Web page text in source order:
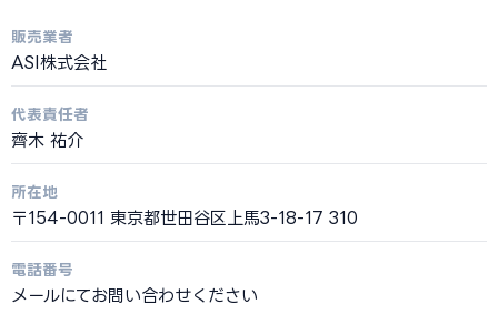
販売業者
ASI株式会社
代表責任者
齊木 祐介
所在地
〒154-0011 東京都世田谷区上馬3-18-17 310
電話番号
メールにてお問い合わせください